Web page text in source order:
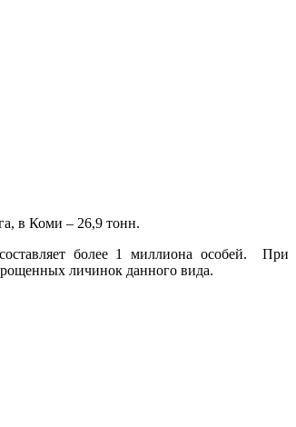
в Коми – 26,9 тонн.
более 1 миллиона особей. При
личинок данного вида.